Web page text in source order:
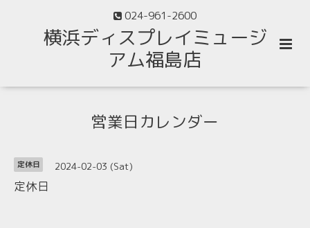
024-961-2600
横浜ディスプレイミュージ
アム福島店
営業日カレンダー
定休日 2024-02-03 (Sat)
定休日